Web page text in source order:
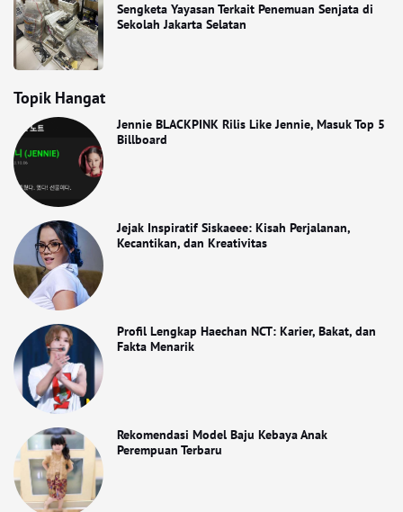
Sengketa Yayasan Terkait Penemuan Senjata di
Sekolah Jakarta Selatan
Topik Hangat
Jennie BLACKPINK Rilis Like Jennie, Masuk Top 5
Billboard
Jejak Inspiratif Siskaeee: Kisah Perjalanan,
Kecantikan, dan Kreativitas
Profil Lengkap Haechan NCT: Karier, Bakat, dan
Fakta Menarik
Rekomendasi Model Baju Kebaya Anak
Perempuan Terbaru